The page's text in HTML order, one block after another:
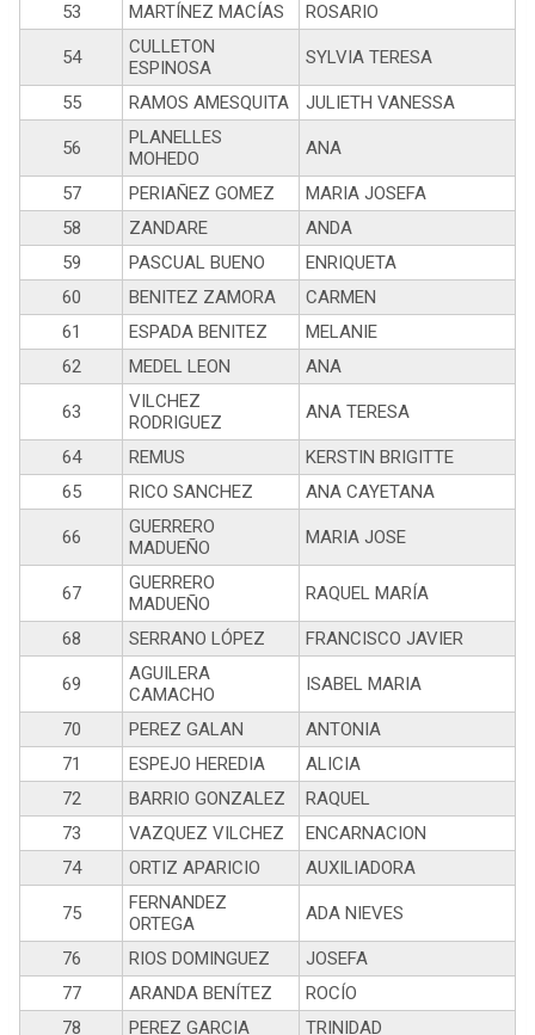
53 MARTÍNEZ MACÍAS ROSARIO
54
CULLETON
ESPINOSA
SYLVIA TERESA
55 RAMOS AMESQUITA JULIETH VANESSA
56
PLANELLES
MOHEDO
ANA
57 PERIAÑEZ GOMEZ
MARIA JOSEFA
58
ZANDARE
ANDA
59
PASCUAL BUENO
ENRIQUETA
60
BENITEZ ZAMORA
CARMEN
61
ESPADA BENITEZ
MELANIE
62
MEDEL LEON ANA
63
VILCHEZ
RODRIGUEZ
ANA TERESA
64 REMUS
KERSTIN BRIGITTE
65
RICO SANCHEZ ANA CAYETANA
66
GUERRERO
MADUEÑO
MARIA JOSE
67
GUERRERO
MADUEÑO
RAQUEL MARÍA
68 SERRANO LÓPEZ FRANCISCO JAVIER
69
AGUILERA
CAMACHO
ISABEL MARIA
70 PEREZ GALAN
ANTONIA
71
ESPEJO HEREDIA
ALICIA
72
BARRIO GONZALEZ
RAQUEL
73
VAZQUEZ VILCHEZ
ENCARNACION
74
ORTIZ APARICIO AUXILIADORA
75
FERNANDEZ
ORTEGA
ADA NIEVES
76 RIOS DOMINGUEZ
JOSEFA
77
ARANDA BENÍTEZ
ROCÍO
78
PEREZ GARCIA
TRINIDAD